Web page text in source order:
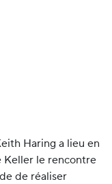
Haring a lieu en
Keller le rencontre
de réaliser